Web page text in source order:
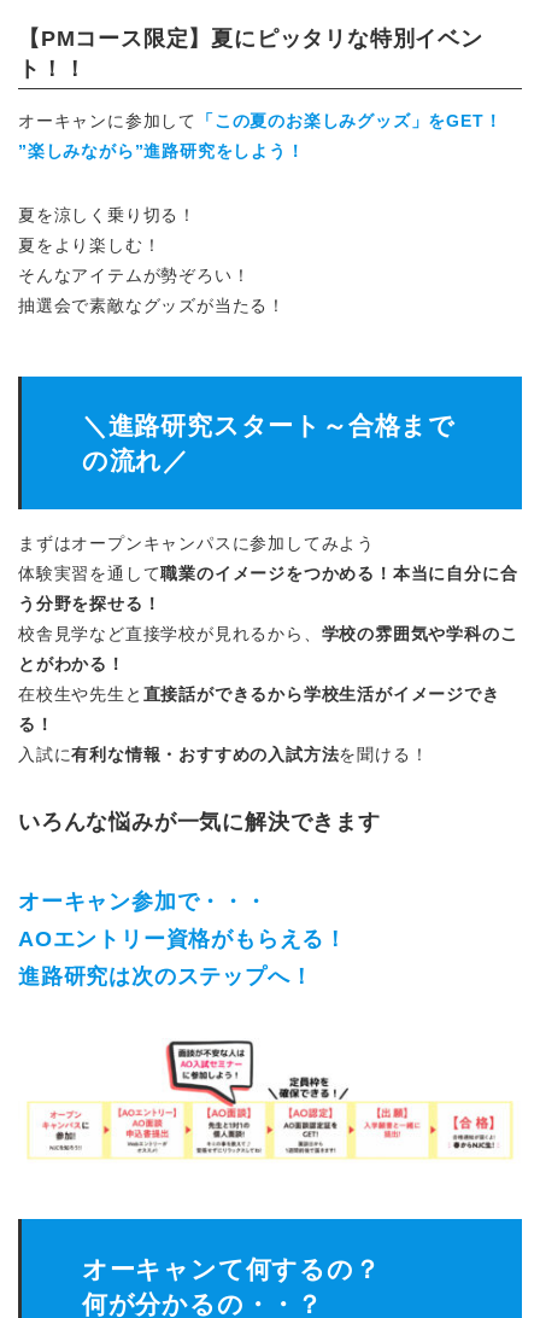
【PMコース限定】夏にピッタリな特別イベン
ト！！
オーキャンに参加して
「この夏のお楽しみグッズ」をGET！
”楽しみながら”進路研究をしよう！
夏を涼しく乗り切る！
夏をより楽しむ！
そんなアイテムが勢ぞろい！
抽選会で素敵なグッズが当たる！
＼進路研究スタート～合格まで
の流れ／
まずはオープンキャンパスに参加してみよう
体験実習を通して職業のイメージをつかめる！本当に自分に合
う分野を探せる！
校舎見学など直接学校が見れるから、 学校の雰囲気や学科のこ
とがわかる！
在校生や先生と 直接話ができるから学校生活がイメージでき
る！
入試に有利な情報・おすすめの入試方法を聞ける！
いろんな悩みが一気に解決できます
オーキャン参加で・・・
AOエントリー資格がもらえる！
進路研究は次のステップへ！
オーキャンて何するの？
何が分かるの・・？